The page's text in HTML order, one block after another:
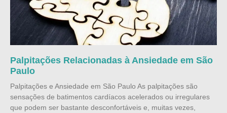
Palpitações Relacionadas à Ansiedade em São
Paulo
Palpitações e Ansiedade em São Paulo As palpitações são
sensações de batimentos cardíacos acelerados ou irregulares
que podem ser bastante desconfortáveis e, muitas vezes,